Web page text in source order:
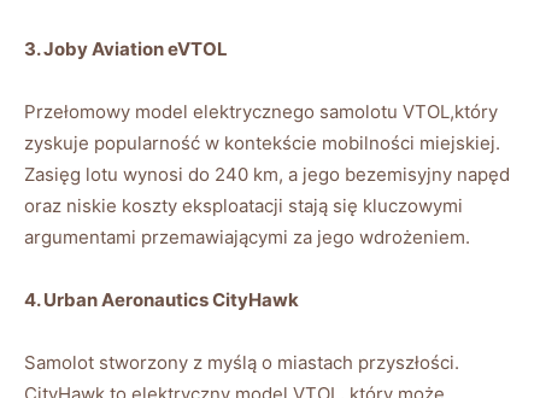
3. Joby⁤ Aviation eVTOL
Przełomowy model elektrycznego samolotu VTOL,który
zyskuje popularność w kontekście mobilności ‍miejskiej.
Zasięg ‌lotu wynosi do 240 km, a⁤ jego bezemisyjny napęd
oraz niskie koszty eksploatacji stają⁣ się kluczowymi
argumentami przemawiającymi za jego‌ wdrożeniem.
4. Urban Aeronautics CityHawk
Samolot stworzony z myślą⁤ o miastach przyszłości.